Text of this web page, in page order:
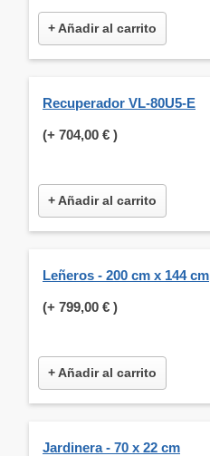
+ Añadir al carrito
Recuperador VL-80U5-E
(+ 704,00 € )
+ Añadir al carrito
Leñeros - 200 cm x 144 cm
(+ 799,00 € )
+ Añadir al carrito
Jardinera - 70 x 22 cm